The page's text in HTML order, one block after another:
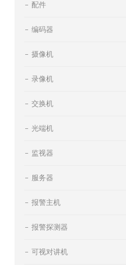
配件
编码器
摄像机
录像机
交换机
光端机
监视器
服务器
报警主机
报警探测器
可视对讲机